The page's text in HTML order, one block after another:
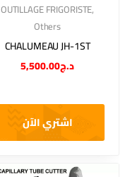
OUTILLAGE FRIGORISTE,
Others
CHALUMEAU JH-1ST
د.ج5,500.00
اشتري الآن